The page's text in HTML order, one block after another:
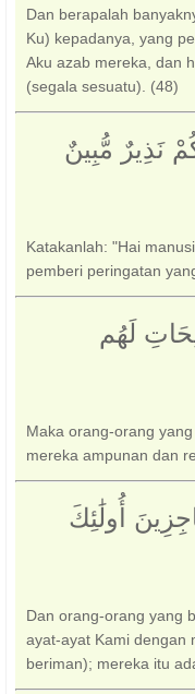
Dan berapalah
Ku) kepadanya, yang
Aku azab mereka, dan
(segala sesuatu). (48)
نَذِيرٌ مُّبِينٌ
Katakanlah: "Hai
pemberi peringatan
لَهُم
Maka orang-orang
mereka ampunan dan
أُولَٰئِكَ
Dan orang-orang yang
ayat-ayat Kami dengan
beriman); mereka itu